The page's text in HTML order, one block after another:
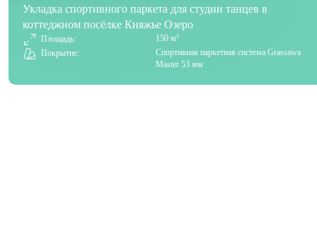
Укладка спортивного паркета для студии танцев в
коттеджном посёлке Княжье Озеро
Площадь:
150 м²
Покрытие:
Спортивная паркетная система Grassawa
Master 53 мм